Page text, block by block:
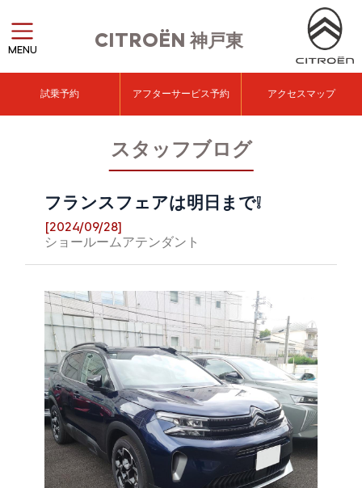
CITROËN神戸東
MENU
試乗予約 アフターサービス予約 アクセスマップ
スタッフブログ
フランスフェアは明日まで❕
[2024/09/28]
ショールームアテンダント